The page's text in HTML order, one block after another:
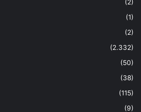
(2)
(1)
(2)
(2.332)
(50)
(38)
(115)
(9)